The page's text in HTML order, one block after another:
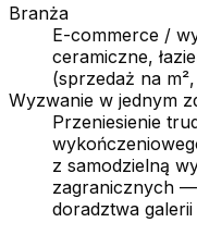
Branża
E-commerce /
ceramiczne,
(sprzedaż na
Wyzwanie w jednym
Przeniesienie
z samodzielną
zagranicznych
doradztwa